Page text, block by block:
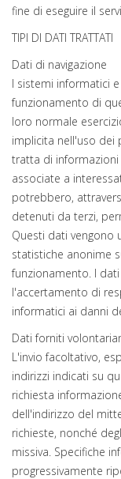
fine di eseguire il
TIPI DI DATI TRATTATI
Dati di navigazione
I sistemi informatici
funzionamento di
loro normale
implicita nell'uso dei
tratta di
associate a
potrebbero,
detenuti da terzi,
Questi dati vengono
statistiche anonime
funzionamento. I
l'accertamento di
informatici ai danni
Dati forniti
L'invio facoltativo,
indirizzi indicati su
richiesta
dell'indirizzo del
richieste, nonché
missiva. Specifiche
progressivamente